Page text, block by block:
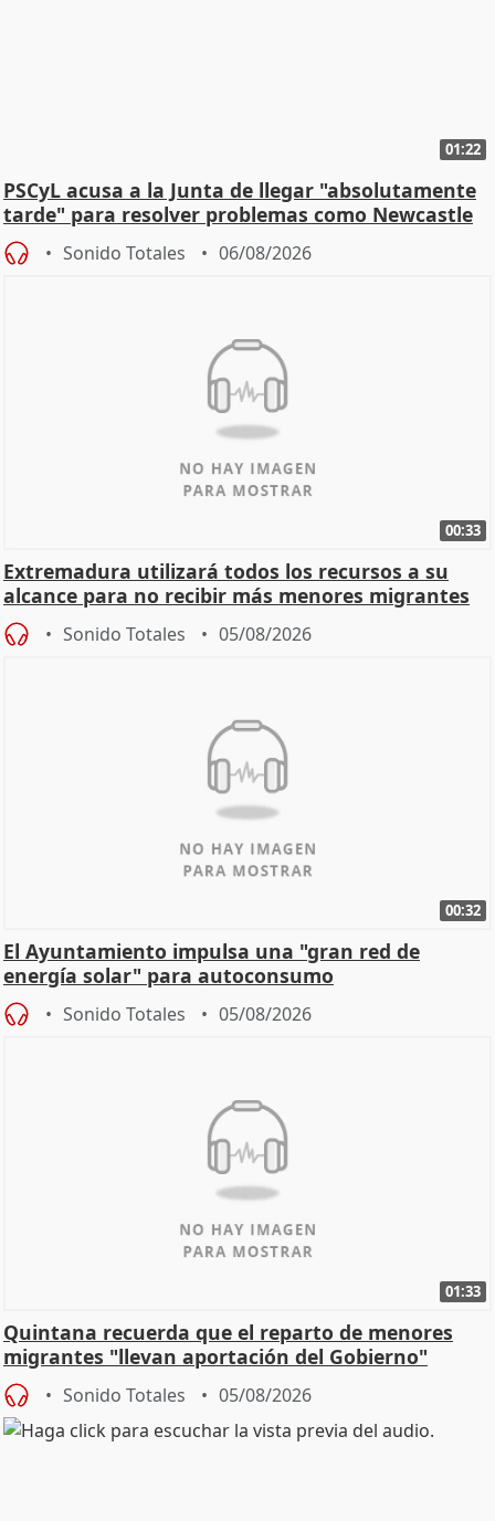
01:22
PSCyL acusa a la Junta de llegar "absolutamente
tarde" para resolver problemas como Newcastle
Sonido Totales 06/08/2026
00:33
Extremadura utilizará todos los recursos a su
alcance para no recibir más menores migrantes
Sonido Totales 05/08/2026
00:32
El Ayuntamiento impulsa una "gran red de
energía solar" para autoconsumo
Sonido Totales 05/08/2026
01:33
Quintana recuerda que el reparto de menores
migrantes "llevan aportación del Gobierno"
central
Sonido Totales 05/08/2026